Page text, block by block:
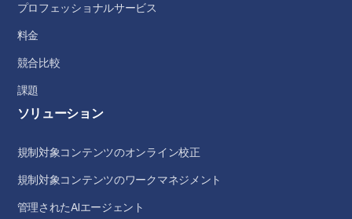
プロフェッショナルサービス
料金
競合比較
課題
ソリューション
規制対象コンテンツのオンライン校正
規制対象コンテンツのワークマネジメント
管理されたAIエージェント